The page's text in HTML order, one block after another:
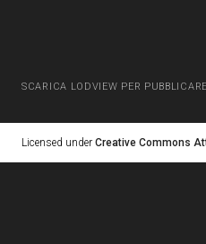
SCARICA LODVIEW PER
Licensed under Creative Commons